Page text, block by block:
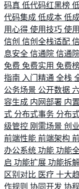
码真 低代码红黑榜
代码集成 低成本 低
用心得 使用技巧 使
信创 信创全栈适配
息安全 信通院 信通
免费 免费实用 免费
指南 入门精通 全栈
公务场景 公开数据
容生成 内网部署 内置
式 分布式事务 分布
级管控 刚需场景 创
前端性能 前端架构
办公系统 功能 功能
启 功能扩展 功能拆
区别对比 医疗 十大
作规则 协同开发 协程